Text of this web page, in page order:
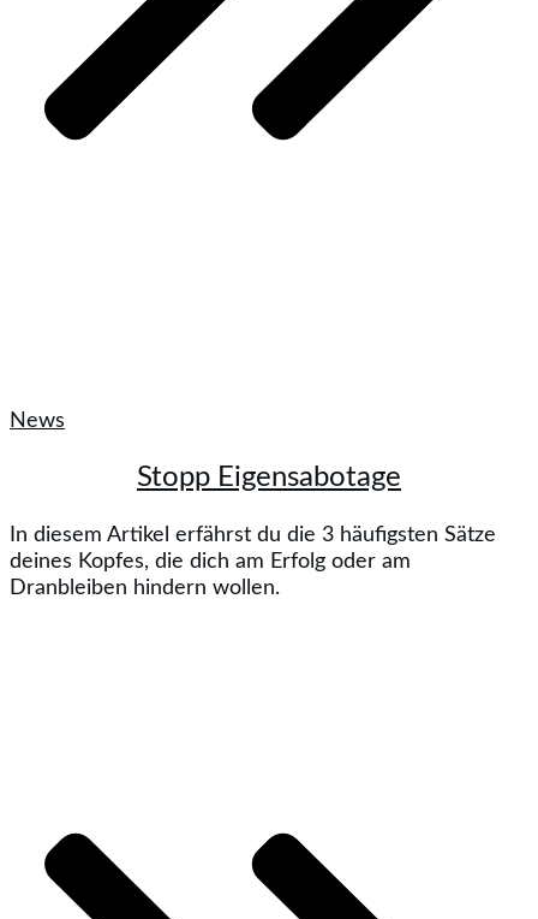
News
Stopp Eigensabotage
In diesem Artikel erfährst du die 3 häufigsten Sätze
deines Kopfes, die dich am Erfolg oder am
Dranbleiben hindern wollen.